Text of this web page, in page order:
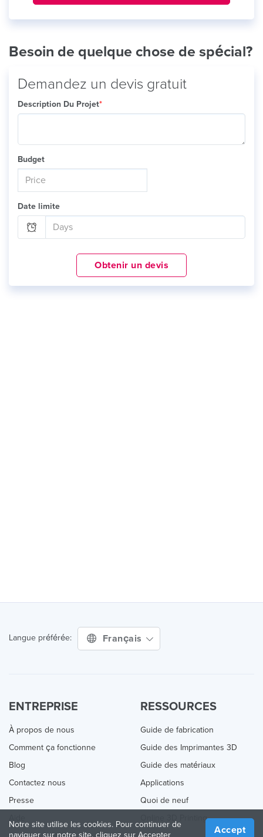
Besoin de quelque chose de spécial?
Demandez un devis gratuit
Description Du Projet*
Budget
Date limite
Obtenir un devis
Langue préférée: Français
ENTREPRISE
À propos de nous
Comment ça fonctionne
Blog
Contactez nous
Presse
RESSOURCES
Guide de fabrication
Guide des Imprimantes 3D
Guide des matériaux
Applications
Quoi de neuf
Online 3D Printing
Notre site utilise les cookies. Pour continuer de
naviguer sur notre site, cliquez sur Accepter
Accept